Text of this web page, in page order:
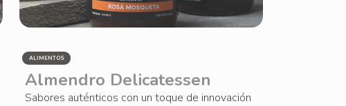
ALIMENTOS
Almendro Delicatessen
Sabores auténticos con un toque de innovación